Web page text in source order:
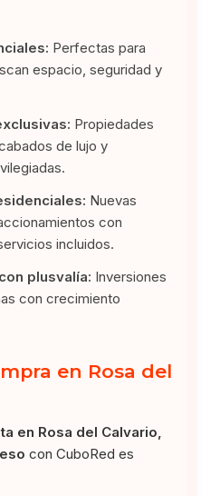
Perfectas para
espacio, seguridad y
Propiedades
de lujo y
Nuevas
con
incluidos.
plusvalía: Inversiones
con crecimiento
en Rosa del
en Rosa del Calvario,
con CuboRed es